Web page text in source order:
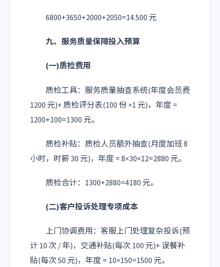
6800+3650+2000+2050=14.500 元
九、服务质量保障投入预算
(一)质检费用
质检工具：服务质量抽查系统(年度会员费
1200 元)+ 质检评分表(100 份 ×1 元)，年度 =
1200+100=1300 元。
质检补贴：质检人员额外抽查(月度加班 8
小时，时薪 30 元)，年度 = 8×30×12=2880 元。
质检合计：1300+2880=4180 元。
(二)客户投诉处理专项成本
上门协调费用：客服上门处理复杂投诉(预
计 10 次 / 年)，交通补贴(每次 100 元)+ 误餐补
贴(每次 50 元)，年度 = 10×150=1500 元。